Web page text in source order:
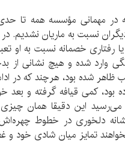
که در مهمانی مؤسسه همه تا
نسبت به ماریان نشدیم.
خصمانه نسبت به او
وارد شده و هیچ نشانی از
ظاهر شده بود، هرچند که در
کمی قیافه گرفته و بعد
می‌رسید این دقیقا همان
نشانه دلخوری در خطوط
تمایز میان شادی خود و